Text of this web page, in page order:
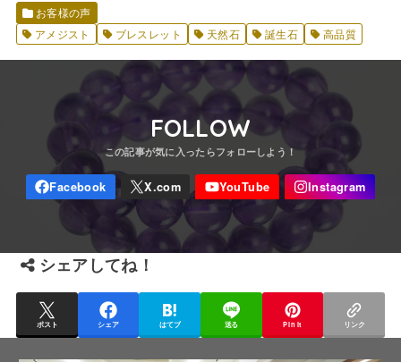
お客様の声
アメジスト
ブレスレット 天然石 誕生石 高品質
FOLLOW
シェアしてね！
ポスト シェア はてブ 送る Pin it リンク